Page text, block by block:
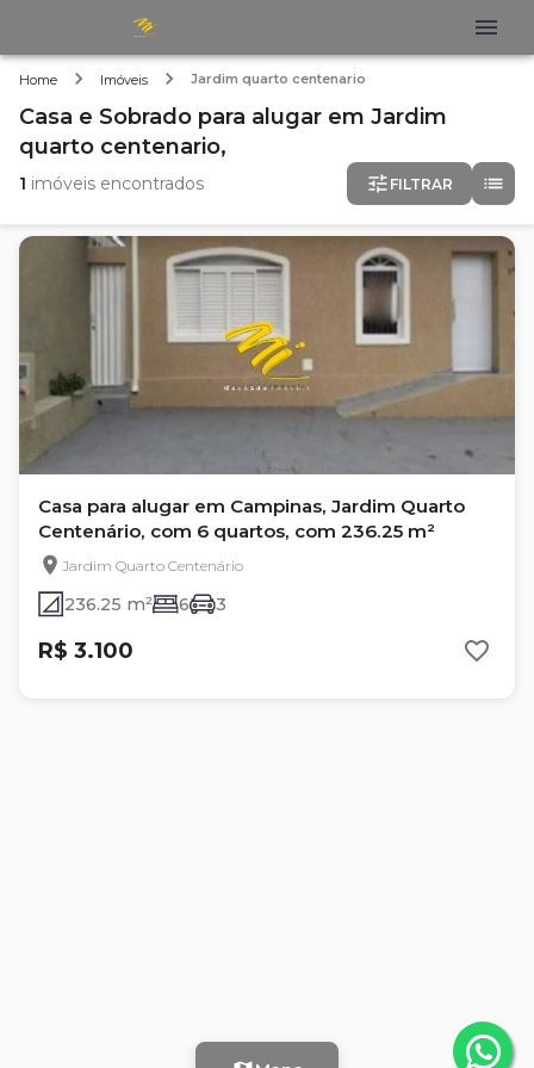
Home Imóveis Jardim quarto centenario
Casa e Sobrado para alugar em Jardim
quarto centenario,
1 imóveis encontrados FILTRAR
Casa para alugar em Campinas, Jardim Quarto
Centenário, com 6 quartos, com 236.25 m²
Jardim Quarto Centenário
236.25 m² 6 3
R$ 3.100